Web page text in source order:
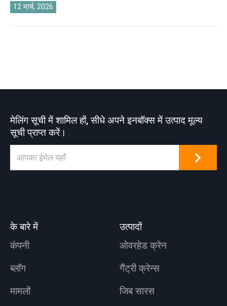
12 मार्च, 2026
मेलिंग सूची में शामिल हों, सीधे अपने इनबॉक्स में उत्पाद मूल्य
सूची प्राप्त करें।
के बारे में
कंपनी
ब्लॉग
मामलों
उत्पादों
ओवरहेड क्रेन
गैंट्री क्रेन्स
जिब सारस